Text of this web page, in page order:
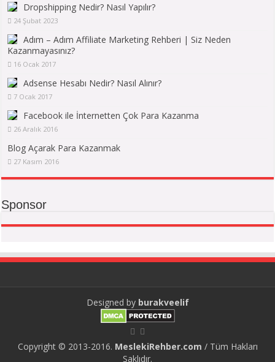
Dropshipping Nedir? Nasıl Yapılır?
24 Şubat 2023
Adım – Adım Affiliate Marketing Rehberi | Siz Neden
Kazanmayasınız?
16 Ocak 2017
Adsense Hesabı Nedir? Nasıl Alınır?
7 Ocak 2017
Facebook ile İnternetten Çok Para Kazanma
26 Aralık 2016
Blog Açarak Para Kazanmak
27 Kasım 2016
Sponsor
Designed by burakveelif
Copyright © 2013-2016. MeslekiRehber.com / Tüm Hakları
Saklıdır.